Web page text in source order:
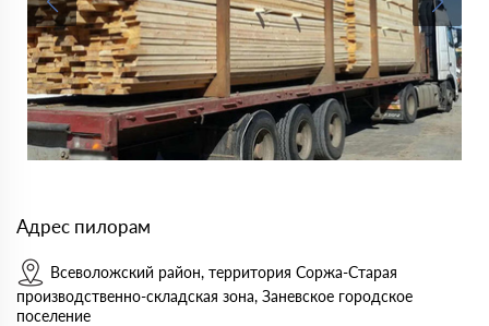
Адрес пилорам
Всеволожский район, территория Соржа-Старая
производственно-складская зона, Заневское городское
поселение